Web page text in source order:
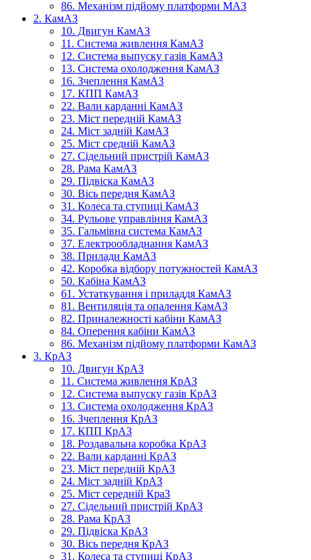
86. Механізм підйому платформи МАЗ
2. КамАЗ
10. Двигун КамАЗ
11. Система живлення КамАЗ
12. Система выпуску газів КамАЗ
13. Система охолодження КамАЗ
16. Зчеплення КамАЗ
17. КПП КамАЗ
22. Вали карданні КамАЗ
23. Міст передній КамАЗ
24. Міст задній КамАЗ
25. Міст средній КамАЗ
27. Сідельний пристрій КамАЗ
28. Рама КамАЗ
29. Підвіска КамАЗ
30. Вісь передня КамАЗ
31. Колеса та ступиці КамАЗ
34. Рульове управління КамАЗ
35. Гальмівна система КамАЗ
37. Електрообладнання КамАЗ
38. Прилади КамАЗ
42. Коробка відбору потужностей КамАЗ
50. Кабіна КамАЗ
61. Устаткування і приладдя КамАЗ
81. Вентиляція та опалення КамАЗ
82. Приналежності кабіни КамАЗ
84. Оперення кабіни КамАЗ
86. Механізм підйому платформи КамАЗ
3. КрАЗ
10. Двигун КрАЗ
11. Система живлення КрАЗ
12. Система выпуску газів КрАЗ
13. Система охолодження КрАЗ
16. Зчеплення КрАЗ
17. КПП КрАЗ
18. Роздавальна коробка КрАЗ
22. Вали карданні КрАЗ
23. Міст передній КрАЗ
24. Міст задній КрАЗ
25. Міст середній КраЗ
27. Сідельний пристрій КрАЗ
28. Рама КрАЗ
29. Підвіска КрАЗ
30. Вісь передня КрАЗ
31. Колеса та ступиці КрАЗ